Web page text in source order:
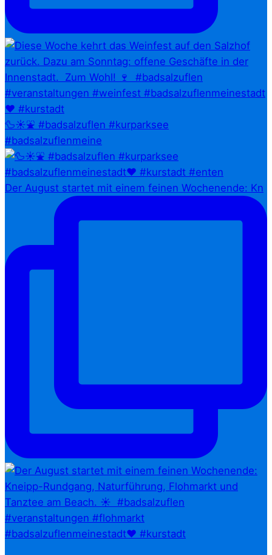
🦆☀️⛲ #badsalzuflen #kurparksee
#badsalzuflenmeine
Der August startet mit einem feinen Wochenende: Kn